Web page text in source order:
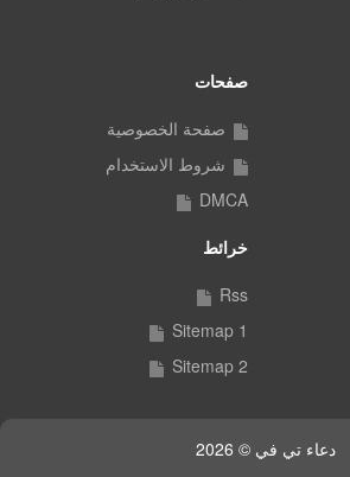
صفحات
صفحة الخصوصية
شروط الاستخدام
DMCA
خرائط
Rss
Sitemap 1
Sitemap 2
دعاء تي في © 2026